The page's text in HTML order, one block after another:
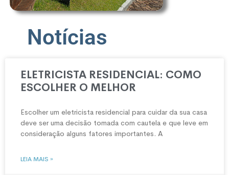
Notícias
ELETRICISTA RESIDENCIAL: COMO
ESCOLHER O MELHOR
Escolher um eletricista residencial para cuidar da sua casa
deve ser uma decisão tomada com cautela e que leve em
consideração alguns fatores importantes. A
LEIA MAIS »